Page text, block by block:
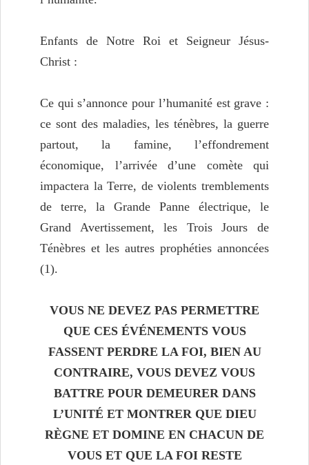
Enfants de Notre Roi et Seigneur Jésus-
Christ :
Ce qui s’annonce pour l’humanité est grave :
ce sont des maladies, les ténèbres, la guerre
partout, la famine, l’effondrement
économique, l’arrivée d’une comète qui
impactera la Terre, de violents tremblements
de terre, la Grande Panne électrique, le
Grand Avertissement, les Trois Jours de
Ténèbres et les autres prophéties annoncées
(1).
VOUS NE DEVEZ PAS PERMETTRE
QUE CES ÉVÉNEMENTS VOUS
FASSENT PERDRE LA FOI, BIEN AU
CONTRAIRE, VOUS DEVEZ VOUS
BATTRE POUR DEMEURER DANS
L’UNITÉ ET MONTRER QUE DIEU
RÈGNE ET DOMINE EN CHACUN DE
VOUS ET QUE LA FOI RESTE